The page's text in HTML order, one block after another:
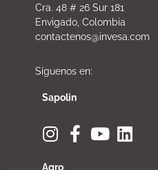
Cra. 48 # 26 Sur 181
Envigado, Colombia
contactenos@invesa.com
Síguenos en:
Sapolin
Agro